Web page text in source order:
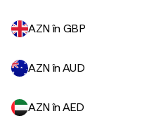
AZN în GBP
AZN în AUD
AZN în AED